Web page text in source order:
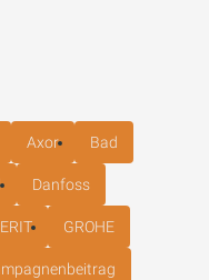
Axor Bad
Danfoss
GROHE